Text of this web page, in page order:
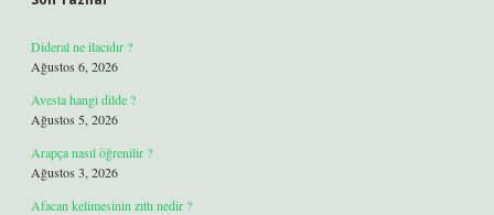
Dideral ne ilacıdır ?
Ağustos 6, 2026
Avesta hangi dilde ?
Ağustos 5, 2026
Arapça nasıl öğrenilir ?
Ağustos 3, 2026
Afacan kelimesinin zıttı nedir ?